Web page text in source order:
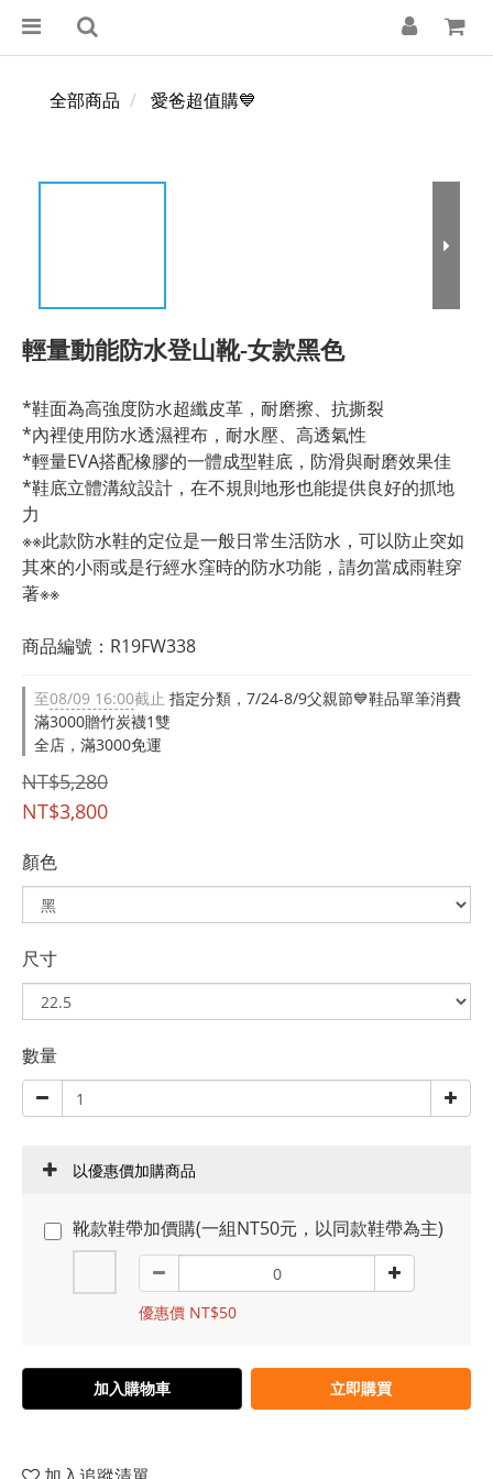
全部商品 愛爸超值購💙
輕量動能防水登山靴-女款黑色
*鞋面為高強度防水超纖皮革，耐磨擦、抗撕裂
*內裡使用防水透濕裡布，耐水壓、高透氣性
*輕量EVA搭配橡膠的一體成型鞋底，防滑與耐磨效果佳
*鞋底立體溝紋設計，在不規則地形也能提供良好的抓地
力
※※此款防水鞋的定位是一般日常生活防水，可以防止突如
其來的小雨或是行經水窪時的防水功能，請勿當成雨鞋穿
著※※
商品編號：R19FW338
至08/09 16:00截止 指定分類，7/24-8/9父親節💙鞋品單筆消費
滿3000贈竹炭襪1雙
全店，滿3000免運
NT$5,280
NT$3,800
顏色
尺寸
數量
以優惠價加購商品
靴款鞋帶加價購(一組NT50元，以同款鞋帶為主)
優惠價 NT$50
加入購物車 立即購買